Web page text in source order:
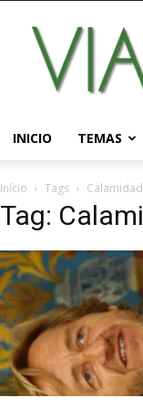
INICIO TEMAS
Início Tags
Tag: